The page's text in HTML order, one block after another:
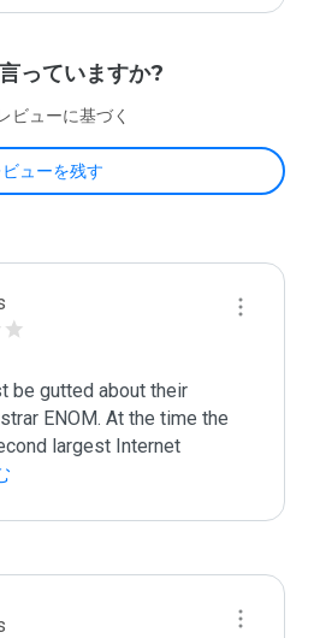
っていますか?
ビューに基づく
ビューを残す
be gutted about their
ENOM. At the time the
largest Internet